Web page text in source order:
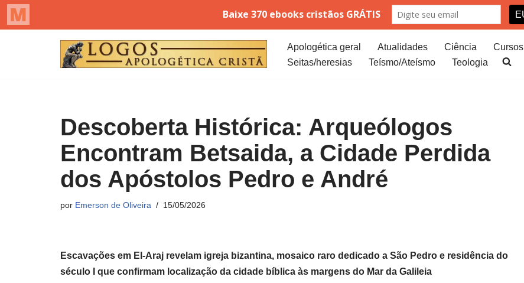
Apologética geral Atualidades Ciência Cursos
Seitas/heresias
Teísmo/Ateísmo Teologia
Descoberta Histórica: Arqueólogos
Encontram Betsaida, a Cidade Perdida
dos Apóstolos Pedro e André
por Emerson de Oliveira 15/05/2026
Escavações em El-Araj revelam igreja bizantina, mosaico raro dedicado a São Pedro e residência do
século I que confirmam localização da cidade bíblica às margens do Mar da Galileia